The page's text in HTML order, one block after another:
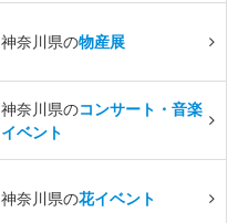
神奈川県の物産展
神奈川県のコンサート・音楽
イベント
神奈川県の花イベント